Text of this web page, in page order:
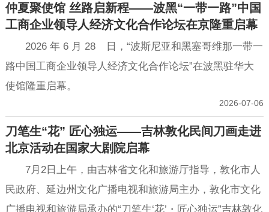
仲夏聚使馆 丝路启新程——波黑“一带一路”中国
工商企业领导人经济文化合作论坛在京隆重启幕
2026 年 6 月 28 日，“波斯尼亚和黑塞哥维那一带一
路中国工商企业领导人经济文化合作论坛”在波黑驻华大
使馆隆重启幕。
2026-07-06
刀笔生“花” 匠心独运——吉林敦化民间刀画走进
北京活动在国家大剧院启幕
7月2日上午，由吉林省文化和旅游厅指导，敦化市人
民政府、延边州文化广播电视和旅游局主办，敦化市文化
广播电视和旅游局承办的“刀笔生‘花’・匠心独运”吉林敦化